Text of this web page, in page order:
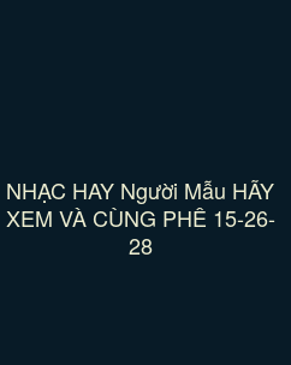
NHẠC HAY Người Mẫu HÃY
XEM VÀ CÙNG PHÊ 15-26-
28